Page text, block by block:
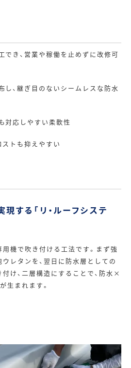
でき、営業や稼働を止めずに改修可
し、継ぎ目のないシームレスな防水
対応しやすい柔軟性
ストも抑えやすい
現する「リ・ルーフシステ
機で吹き付ける工法です。まず強
レタンを、翌日に防水層としての
け、二層構造にすることで、防水×
生まれます。